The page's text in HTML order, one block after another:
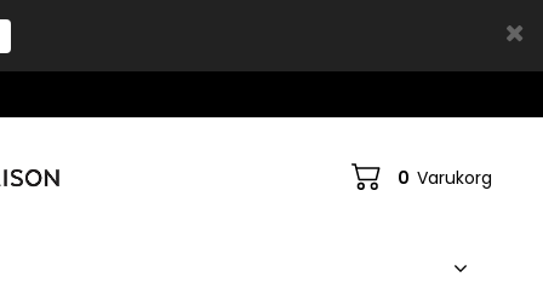
0 Varukorg